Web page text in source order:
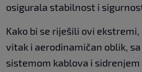
osigurala stabilnost i
Kako bi se riješili ovi
vitak i aerodinamičan oblik,
sistemom kablova i